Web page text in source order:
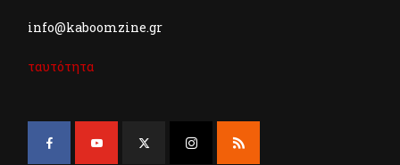
info@kaboomzine.gr
ταυτότητα